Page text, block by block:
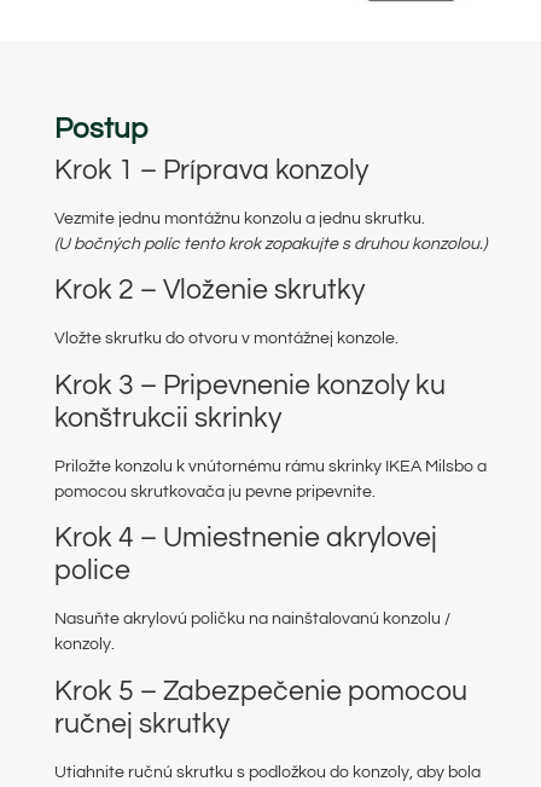
Postup
Krok 1 – Príprava konzoly
Vezmite jednu montážnu konzolu a jednu skrutku.
(U bočných políc tento krok zopakujte s druhou konzolou.)
Krok 2 – Vloženie skrutky
Vložte skrutku do otvoru v montážnej konzole.
Krok 3 – Pripevnenie konzoly ku
konštrukcii skrinky
Priložte konzolu k vnútornému rámu skrinky IKEA Milsbo a
pomocou skrutkovača ju pevne pripevnite.
Krok 4 – Umiestnenie akrylovej
police
Nasuňte akrylovú poličku na nainštalovanú konzolu /
konzoly.
Krok 5 – Zabezpečenie pomocou
ručnej skrutky
Utiahnite ručnú skrutku s podložkou do konzoly, aby bola